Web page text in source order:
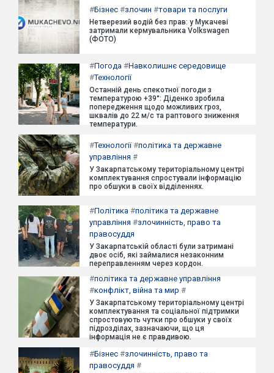
#Бізнес #злочин #товари та послуги
Нетверезий водій без прав: у Мукачеві
затримали кермувальника Volkswagen
(ФОТО)
#Погода #Навколишнє середовище
#Технології
Останній день спекотної погоди з
температурою +39°: Діденко зробила
попередження щодо можливих гроз,
шквалів до 22 м/с та раптового зниження
температури.
#Технології#політика та державне
управління #
У Закарпатському територіальному центрі
комплектування спростували інформацію
про обшуки в своїх відділеннях.
#Політика #політика та державне
управління #злочинність, право та
правосуддя
У Закарпатській області були затримані
двоє осіб, які займалися незаконним
переправленням через кордон.
#політика та державне управління
#конфлікт, війна та мир #
У Закарпатському територіальному центрі
комплектування та соціальної підтримки
спростовують чутки про обшуки у своїх
підрозділах, зазначаючи, що ця
інформація не є правдивою.
#Бізнес #злочинність, право та
правосуддя #